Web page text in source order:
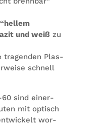
“hel­lem
und weiß zu
tra­gen­den Plas­
schnell
60 sind einer­
mit optisch
wor­